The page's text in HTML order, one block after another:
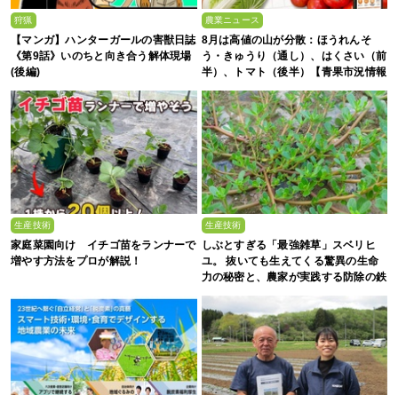
狩猟
【マンガ】ハンターガールの害獣日誌
《第9話》いのちと向き合う解体現場
(後編)
農業ニュース
8月は高値の山が分散：ほうれんそ
う・きゅうり（通し）、はくさい（前
半）、トマト（後半）【青果市況情報
生産技術
家庭菜園向け イチゴ苗をランナーで
増やす方法をプロが解説！
生産技術
しぶとすぎる「最強雑草」スベリヒ
ユ。 抜いても生えてくる驚異の生命
力の秘密と、農家が実践する防除の鉄
則